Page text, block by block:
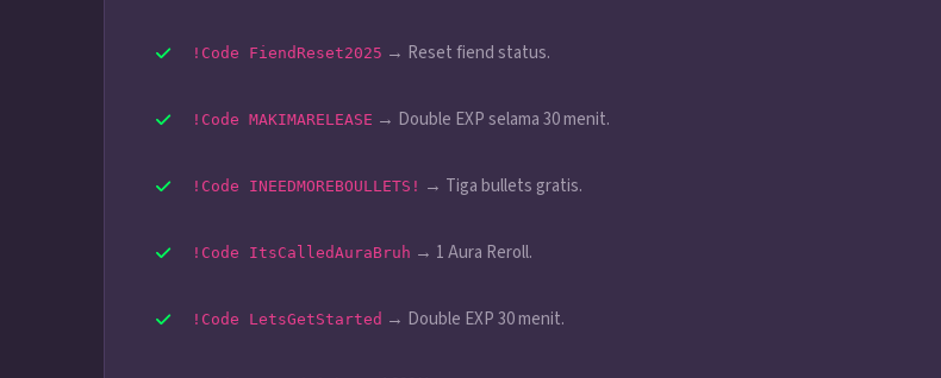
!Code FiendReset2025 → Reset fiend status.
!Code MAKIMARELEASE → Double EXP selama 30 menit.
!Code INEEDMOREBOULLETS! → Tiga bullets gratis.
!Code ItsCalledAuraBruh → 1 Aura Reroll.
!Code LetsGetStarted → Double EXP 30 menit.